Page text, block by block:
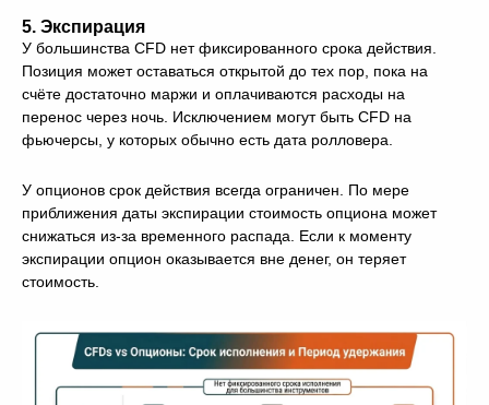
5. Экспирация
У большинства CFD нет фиксированного срока действия.
Позиция может оставаться открытой до тех пор, пока на
счёте достаточно маржи и оплачиваются расходы на
перенос через ночь. Исключением могут быть CFD на
фьючерсы, у которых обычно есть дата ролловера.
У опционов срок действия всегда ограничен. По мере
приближения даты экспирации стоимость опциона может
снижаться из-за временного распада. Если к моменту
экспирации опцион оказывается вне денег, он теряет
стоимость.